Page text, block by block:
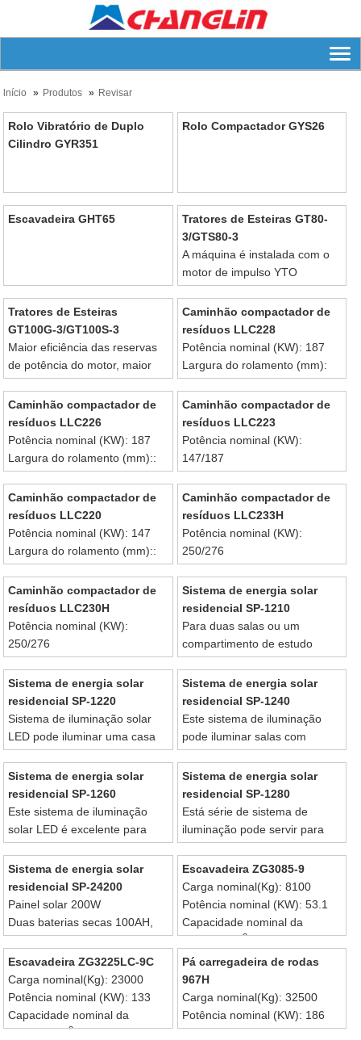
lnício Produtos Revisar
Rolo Vibratório de Duplo
Cilindro GYR351
Rolo Compactador GYS26
Escavadeira GHT65
Tratores de Esteiras GT80-
3/GTS80-3
A máquina é instalada com o
motor de impulso YTO
LR4A3Z-22, com alta potência,
baixo ruído, conservação de
energia e baixo consumo.
Tratores de Esteiras
GT100G-3/GT100S-3
Maior eficiência das reservas
de potência do motor, maior
rendimento de torque, menor
consumo de combustível, e
maior confiabilidade
Caminhão compactador de
resíduos LLC228
Potência nominal (KW): 187
Largura do rolamento (mm):
3430
Peso operacional(Kg): 28000
Caminhão compactador de
resíduos LLC226
Potência nominal (KW): 187
Largura do rolamento (mm)::
3430
Peso operacional(Kg): 26000
Caminhão compactador de
resíduos LLC223
Potência nominal (KW):
147/187
Largura do rolamento (mm)::
2910
Peso operacional(Kg): 23000
Caminhão compactador de
resíduos LLC220
Potência nominal (KW): 147
Largura do rolamento (mm)::
2910
Peso operacional(Kg): 20000
Caminhão compactador de
resíduos LLC233H
Potência nominal (KW):
250/276
Largura do rolamento (mm)::
3800
Peso operacional(Kg): 33000
Caminhão compactador de
resíduos LLC230H
Potência nominal (KW):
250/276
Largura do rolamento (mm)::
3800
Peso operacional(Kg): 30000
Sistema de energia solar
residencial SP-1210
Para duas salas ou um
compartimento de estudo
Painel solar 10W, Bateria seca
9AH.
Duas lâmpadas LED 3W;
lâmpadas de mesa para
estudo estão disponíveis
Horas de funcionamento: 5
Pode funcionar em dois dias
Sistema de energia solar
residencial SP-1220
Sistema de iluminação solar
LED pode iluminar uma casa
com três quartos;
Painel solar 20W. Bateria seca
18AH;
Duas lâmpadas LED 3W e
uma lâmpada LED 5W
O sistema de iluminação solar
2 dias de chuva ou nublado.
Sistema de energia solar
residencial SP-1240
Este sistema de iluminação
pode iluminar salas com
quatro quartos.
Possui painel solar de 40W e
bateria seca 33AH.
Este sistema de iluminação
vem com duas lâmpadas LED
3W e duas lâmpadas LED 5W
ou nublado
Sistema de energia solar
residencial SP-1260
Este sistema de iluminação
solar LED é excelente para
famílias com 5 quartos;
Painel solar 60W, bateria seca
55AH;
Duas lâmpadas LED 3W e três
lâmpadas LED 5W;
Horas de funcionamento: 5
Sistema de energia solar
residencial SP-1280
Está série de sistema de
iluminação pode servir para
cinco quartos, incluindo uma
sala de cinema.
O sistema de iluminação solar
vem com duas lâmpadas LED
3W, duas lâmpadas LED 5W e
um sistema de filme composto
polegadas e um leitor de DVD.
Sistema de energia solar
residencial SP-24200
Painel solar 200W
Duas baterias secas 100AH,
seis lâmpadas LED 5W e
sistema de filme que inclui
uma TV de 21 polegadas e um
leitor de DVD.
Horas de funcionamento: 5
horas por dia e pode funcionar
Escavadeira ZG3085-9
Carga nominal(Kg): 8100
Potência nominal (KW): 53.1
Capacidade nominal da
caçamba(m3): 0.37
Escavadeira ZG3225LC-9C
Carga nominal(Kg): 23000
Potência nominal (KW): 133
Capacidade nominal da
caçamba(m3): 1.1
Pá carregadeira de rodas
967H
Carga nominal(Kg): 32500
Potência nominal (KW): 186
Capacidade nominal da